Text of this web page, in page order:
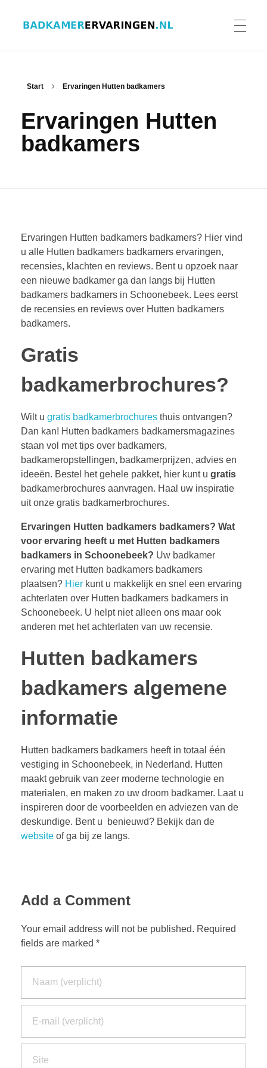
ERVARINGEN BADKAMERS
CONTACT
Start Ervaringen Hutten badkamers
Ervaringen Hutten
badkamers
Ervaringen Hutten badkamers badkamers? Hier vind
u alle Hutten badkamers badkamers ervaringen,
recensies, klachten en reviews. Bent u opzoek naar
een nieuwe badkamer ga dan langs bij Hutten
badkamers badkamers in Schoonebeek. Lees eerst
de recensies en reviews over Hutten badkamers
badkamers.
Gratis
badkamerbrochures?
Wilt u gratis badkamerbrochures thuis ontvangen?
Dan kan! Hutten badkamers badkamersmagazines
staan vol met tips over badkamers,
badkameropstellingen, badkamerprijzen, advies en
ideeën. Bestel het gehele pakket, hier kunt u gratis
badkamerbrochures aanvragen. Haal uw inspiratie
uit onze gratis badkamerbrochures.
Ervaringen Hutten badkamers badkamers? Wat
voor ervaring heeft u met Hutten badkamers
badkamers in Schoonebeek? Uw badkamer
ervaring met Hutten badkamers badkamers
plaatsen? Hier kunt u makkelijk en snel een ervaring
achterlaten over Hutten badkamers badkamers in
Schoonebeek. U helpt niet alleen ons maar ook
anderen met het achterlaten van uw recensie.
Hutten badkamers
badkamers algemene
informatie
Hutten badkamers badkamers heeft in totaal één
vestiging in Schoonebeek, in Nederland. Hutten
maakt gebruik van zeer moderne technologie en
materialen, en maken zo uw droom badkamer. Laat u
inspireren door de voorbeelden en adviezen van de
deskundige. Bent u benieuwd? Bekijk dan de
website of ga bij ze langs.
Add a Comment
Your email address will not be published. Required
fields are marked *